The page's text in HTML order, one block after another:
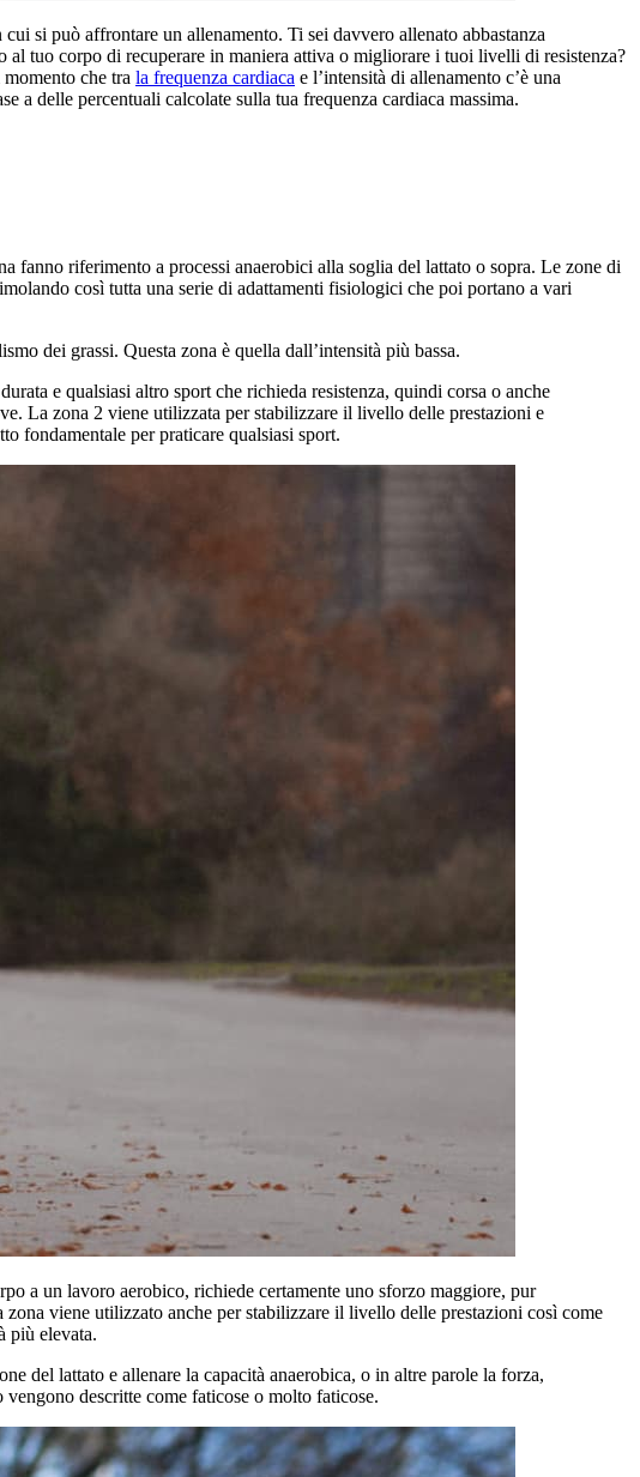
si può affrontare un allenamento. Ti sei davvero allenato abbastanza
al tuo corpo di recuperare in maniera attiva o migliorare i tuoi livelli di resistenza?
che tra la frequenza cardiaca e l’intensità di allenamento c’è una
a delle percentuali calcolate sulla tua frequenza cardiaca massima.
fanno riferimento a processi anaerobici alla soglia del lattato o sopra. Le zone di
così tutta una serie di adattamenti fisiologici che poi portano a vari
dei grassi. Questa zona è quella dall’intensità più bassa.
e qualsiasi altro sport che richieda resistenza, quindi corsa o anche
La zona 2 viene utilizzata per stabilizzare il livello delle prestazioni e
fondamentale per praticare qualsiasi sport.
a un lavoro aerobico, richiede certamente uno sforzo maggiore, pur
viene utilizzato anche per stabilizzare il livello delle prestazioni così come
più elevata.
del lattato e allenare la capacità anaerobica, o in altre parole la forza,
descritte come faticose o molto faticose.